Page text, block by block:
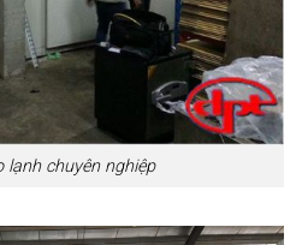
lạnh chuyên nghiệp